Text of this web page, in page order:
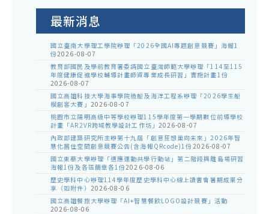
告
最新消息
國立臺南大學理工學院辦理「2026全國AI專題創意競賽」海報1
份2026-08-07
教育部國民及學前教育署委請國立臺灣師範大學辦理「114至115
年度健康促進學校輔導計畫師資專業成長研習」實施計畫1份
2026-08-07
國立高雄科技大學海事學院造船及海洋工程系辦理「2026學生船
模創客大賽」 2026-08-07
桃園市立陽明高級中等學校辦理115學年度第一學期數位前導學校
計畫「AR2VR跨域教學設計工作坊」 2026-08-07
內政部建築研究所主辦第十九屆「創意狂想巢向未來」2026年智
慧化居住空間創意競賽公告(含海報QRcode)1份2026-08-07
國立東華大學辦理「適應運動共學行動站」第二階段與離島場研習
海報1份及各區簡章各1份2026-08-06
歷史學科中心辦理114學年度歷史學科中心線上讀書會暑期成果分
享（如附件） 2026-08-06
國立高雄餐旅大學辦理「AI+智慧餐飲LOGO設計競賽」活動
2026-08-06